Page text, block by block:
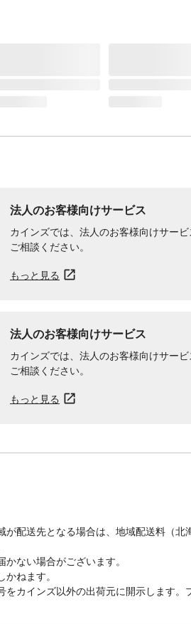
法人のお客様向けサービス
カインズでは、法人のお客様向けサー
ご相談ください。
もっと見る
法人のお客様向けサービス
カインズでは、法人のお客様向けサー
ご相談ください。
もっと見る
配送先となる場合は、地域配送料（
ない場合がございます。
ねます。
カインズ以外の出荷元に開示します。